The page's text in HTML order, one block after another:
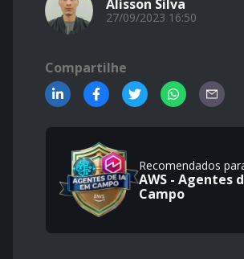
Alisson Silva
27/09/2023 16:50
Compartilhe
Recomendados
AWS - Agentes
Campo